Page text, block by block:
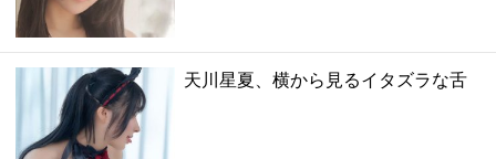
天川星夏、横から見るイタズラな舌